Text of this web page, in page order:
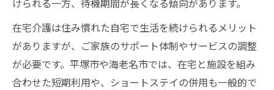
けられる一方、待機期間が長くなる傾向があります。
在宅介護は住み慣れた自宅で生活を続けられるメリット
がありますが、ご家族のサポート体制やサービスの調整
が必要です。平塚市や海老名市では、在宅と施設を組み
合わせた短期利用や、ショートステイの併用も一般的で